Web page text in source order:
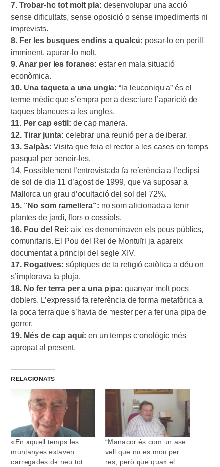
7. Trobar-ho tot molt pla: desenvolupar una acció
sense dificultats, sense oposició o sense impediments ni
8. Fer les busques endins a qualcú: posar-lo en perill
9. Anar per les foranes: estar en mala situació
10. Una taqueta a una ungla: “la leuconiquia” és el
terme mèdic que s’empra per a descriure l’aparició de
11. Per cap estil:
12. Tirar junta:
13. Salpàs: Visita que feia el rector a les cases en temps
pasqual per beneir-les.
14. Possiblement l’entrevistada fa referència a l’eclipsi
de sol de dia 11 d’agost de 1999, que va suposar a
15. “No som ramellera”: no som aficionada a tenir
16. Pou del Rei: així es denominaven els pous públics,
comunitaris. El Pou del Rei de Montuïri ja apareix
17. Rogatives: súpliques de la religió catòlica a déu on
18. No fer terra per a una pipa: guanyar molt pocs
doblers. L’expressió fa referència de forma metafòrica a
la poca terra que s’havia de mester per a fer una pipa de
19. Més de cap aquí: en un temps cronològic més
apropat al present.
RELACIONATS
«En aquell temps les
muntanyes estaven
carregades de neu tot
“Manacor és com un ase
vell que no es mou per
res, però que quan el